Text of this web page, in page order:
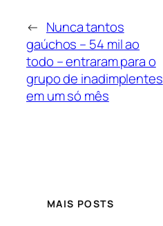
← Nunca tantos
gaúchos – 54 mil ao
todo – entraram para o
grupo de inadimplentes
em um só mês
MAIS POSTS